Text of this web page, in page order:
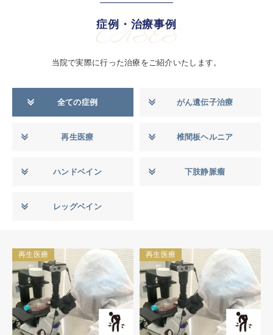
症例・治療事例
CASES
当院で実際に行った治療をご紹介いたします。
全ての症例 がん遺伝子治療
再生医療 椎間板ヘルニア
ハンドベイン 下肢静脈瘤
レッグベイン
再生医療 再生医療